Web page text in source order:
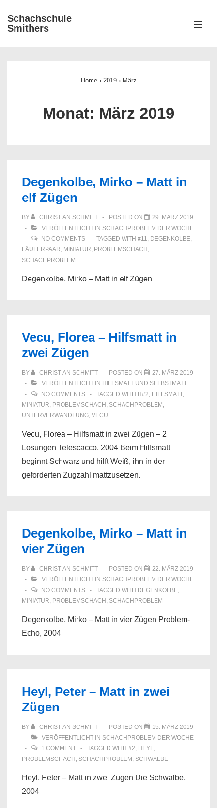
Zum
Inhalt
Schachschule
Smithers
Home › 2019 › März
Monat: März 2019
Degenkolbe, Mirko – Matt in
elf Zügen
BY CHRISTIAN SCHMITT POSTED ON
29. MÄRZ 2019
VERÖFFENTLICHT IN SCHACHPROBLEM DER WOCHE
NO COMMENTS
TAGGED WITH #11, DEGENKOLBE,
LÄUFERPAAR, MINIATUR, PROBLEMSCHACH ,
SCHACHPROBLEM
Degenkolbe, Mirko – Matt in elf Zügen
Vecu, Florea – Hilfsmatt in
zwei Zügen
BY CHRISTIAN SCHMITT POSTED ON
27. MÄRZ 2019
VERÖFFENTLICHT IN HILFSMATT UND SELBSTMATT
NO COMMENTS
TAGGED WITH H#2, HILFSMATT,
MINIATUR, PROBLEMSCHACH , SCHACHPROBLEM ,
UNTERVERWANDLUNG, VECU
Vecu, Florea – Hilfsmatt in zwei Zügen – 2
Lösungen Telescacco, 2004 Beim Hilfsmatt
beginnt Schwarz und hilft Weiß, ihn in der
geforderten Zugzahl mattzusetzen.
Degenkolbe, Mirko – Matt in
vier Zügen
BY CHRISTIAN SCHMITT POSTED ON
22. MÄRZ 2019
VERÖFFENTLICHT IN SCHACHPROBLEM DER WOCHE
NO COMMENTS
TAGGED WITH DEGENKOLBE,
MINIATUR, PROBLEMSCHACH , SCHACHPROBLEM
Degenkolbe, Mirko – Matt in vier Zügen Problem-
Echo, 2004
Heyl, Peter – Matt in zwei
Zügen
BY CHRISTIAN SCHMITT POSTED ON
15. MÄRZ 2019
VERÖFFENTLICHT IN SCHACHPROBLEM DER WOCHE
1 COMMENT
TAGGED WITH #2, HEYL,
PROBLEMSCHACH , SCHACHPROBLEM , SCHWALBE
Heyl, Peter – Matt in zwei Zügen Die Schwalbe,
2004